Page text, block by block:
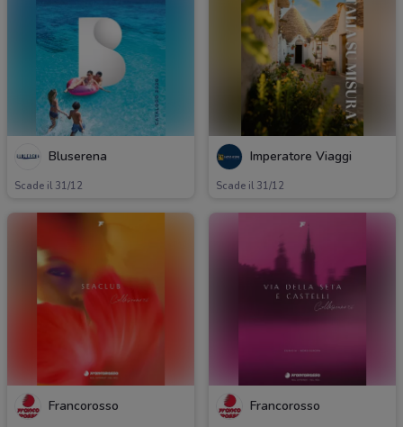
Bluserena
Scade il 31/12
Imperatore Viaggi
Scade il 31/12
Francorosso Francorosso